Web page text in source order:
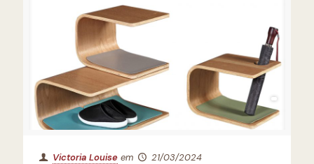
Victoria Louise em 21/03/2024